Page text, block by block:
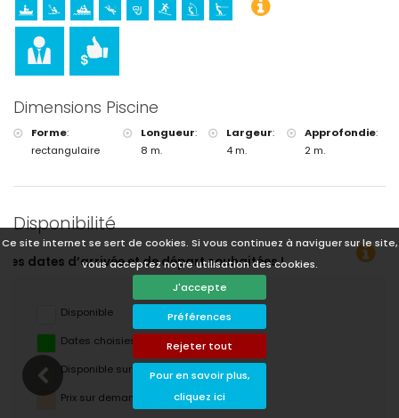
Ce site internet se sert de cookies. Si vous continuez à naviguer sur le site,
vous acceptez notre utilisation des cookies.
J'accepte
Préférences
Rejeter tout
Pour en savoir plus,
cliquez ici
Dimensions Piscine
Forme:
rectangulaire
Longueur:
8 m.
Largeur:
4 m.
Approfondie:
2 m.
Disponibilité
!
Disponible
Dates choisies
Disponible sur demande
Prix ​​sur demande